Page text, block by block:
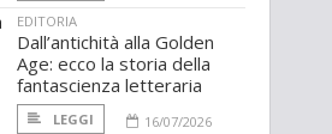
EDITORIA
Dall’antichità alla Golden
Age: ecco la storia della
fantascienza letteraria
LEGGI 16/07/2026